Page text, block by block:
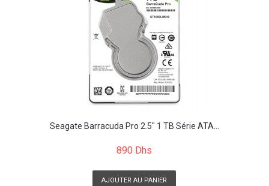
Seagate Barracuda Pro 2.5" 1 TB Série ATA...
890 Dhs
AJOUTER AU PANIER